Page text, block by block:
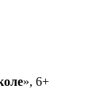
», 6+